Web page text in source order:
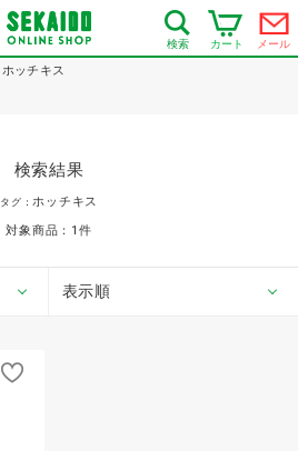
検索 カート メール
ホッチキス
検索結果
タグ： ホッチキス
対象商品： 1 件
表示順